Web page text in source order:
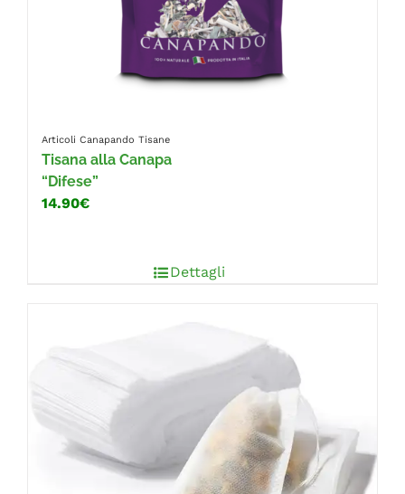
Articoli Canapando Tisane
Tisana alla Canapa
“Difese”
14.90€
Dettagli